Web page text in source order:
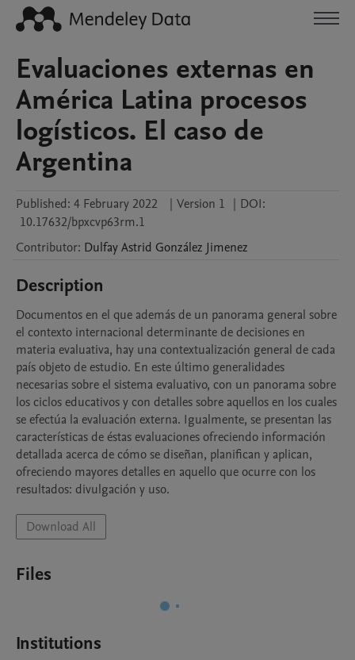
Evaluaciones externas en
América Latina procesos
logísticos. El caso de
Argentina
Published: 4 February 2022 | Version 1 | DOI:
10.17632/bpxcvp63rm.1
Contributor: Dulfay Astrid González Jimenez
Description
Documentos en el que además de un panorama general sobre
el contexto internacional determinante de decisiones en
materia evaluativa, hay una contextualización general de cada
país objeto de estudio. En este último generalidades
necesarias sobre el sistema evaluativo, con un panorama sobre
los ciclos educativos y con detalles sobre aquellos en los cuales
se efectúa la evaluación externa. Igualmente, se presentan las
características de éstas evaluaciones ofreciendo información
detallada acerca de cómo se diseñan, planifican y aplican,
ofreciendo mayores detalles en aquello que ocurre con los
resultados: divulgación y uso.
Download All
Files
Institutions